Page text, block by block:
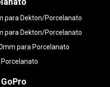
para Dekton/Porcelanato
para Dekton/Porcelanato
para Porcelanato